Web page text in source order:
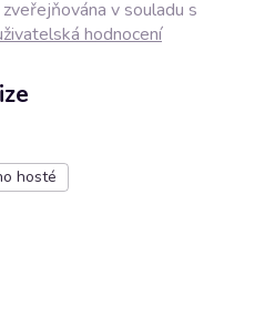
v souladu s
hodnocení
hosté